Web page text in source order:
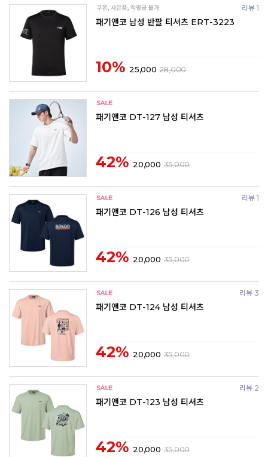
리뷰 1
패기앤코 남성 반팔 티셔츠 ERT-3223
10% 25,000 28,000
패기앤코 DT-127 남성 티셔츠
42% 20,000 35,000
리뷰 1
패기앤코 DT-126 남성 티셔츠
42% 20,000 35,000
리뷰 3
패기앤코 DT-124 남성 티셔츠
42% 20,000 35,000
리뷰 2
패기앤코 DT-123 남성 티셔츠
42% 20,000 35,000